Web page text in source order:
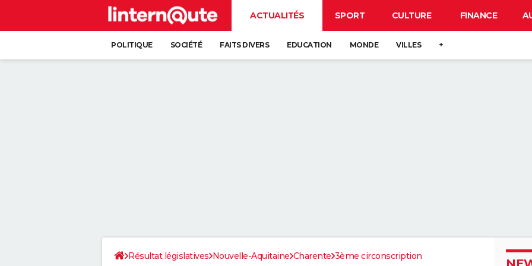
ACTUALITÉS SPORT CULTURE FINANCE
POLITIQUE SOCIÉTÉ FAITS DIVERS EDUCATION MONDE VILLES +
Résultat législatives Nouvelle-Aquitaine Charente 3ème circonscription